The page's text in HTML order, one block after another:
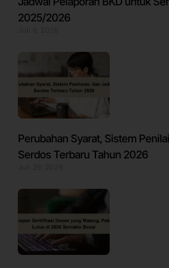
2025/2026
Perubahan Syarat, Sistem
Serdos Terbaru Tahun 2026